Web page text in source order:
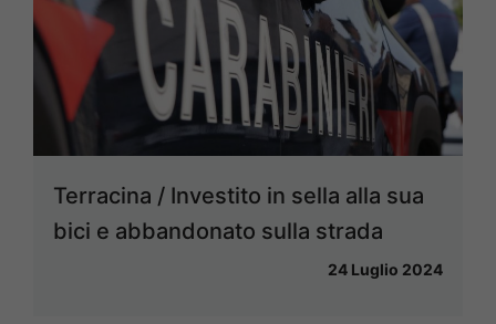
Terracina / Investito in sella alla sua
bici e abbandonato sulla strada
24 Luglio 2024